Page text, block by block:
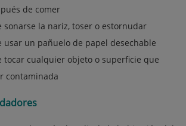
de comer
sonarse la nariz, toser o estornudar
usar un pañuelo de papel desechable
tocar cualquier objeto o superficie que
contaminada